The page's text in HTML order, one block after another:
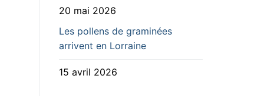
20 mai 2026
Les pollens de graminées
arrivent en Lorraine
15 avril 2026